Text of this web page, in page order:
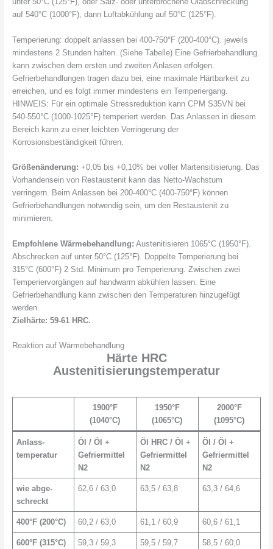
auf 540°C (1000°F), dann Luftabkühlung auf 50°C (125°F).
Temperierung: doppelt anlassen bei 400-750°F (200-400°C). jeweils
mindestens 2 Stunden halten. (Siehe Tabelle) Eine Gefrierbehandlung
kann zwischen dem ersten und zweiten Anlasen erfolgen.
Gefrierbehandlungen tragen dazu bei, eine maximale Härtbarkeit zu
erreichen, und es folgt immer mindestens ein Temperiergang.
HINWEIS: Für ein optimale Stressreduktion kann CPM S35VN bei
540-550°C (1000-1025°F) temperiert werden. Das Anlassen in diesem
Bereich kann zu einer leichten Verringerung der
Korrosionsbeständigkeit führen.
Größenänderung: +0,05 bis +0,10% bei voller Martensitisierung. Das
Vorhandensein von Restaustenit kann das Netto-Wachstum
verringern. Beim Anlassen bei 200-400°C (400-750°F) können
Gefrierbehandlungen notwendig sein, um den Restaustenit zu
minimieren.
Empfohlene Wärmebehandlung: Austenitisieren 1065°C (1950°F).
Abschrecken auf unter 50°C (125°F). Doppelte Temperierung bei
315°C (600°F) 2 Std. Minimum pro Temperierung. Zwischen zwei
Temperiervorgängen auf handwarm abkühlen lassen. Eine
Gefrierbehandlung kann zwischen den Temperaturen hinzugefügt
werden.
Zielhärte: 59-61 HRC.
Reaktion auf Wärmebehandlung
Härte HRC
Austenitisierungstemperatur
1900°F
(1040°C)
1950°F
(1065°C)
2000°F
(1095°C)
Anlass­
tempera­tur
Öl / Öl +
Gefriermittel
N2
Öl HRC / Öl +
Gefriermittel
N2
Öl / Öl +
Gefriermittel
N2
wie ab­ge­
schreckt
62,6 / 63,0 63,5 / 63,8 63,3 / 64,6
400°F (200°C) 60,2 / 63,0 61,1 / 60,9 60,6 / 61,1
600°F (315°C) 59,3 / 59,3 59,5 / 59,7 58,5 / 60,0